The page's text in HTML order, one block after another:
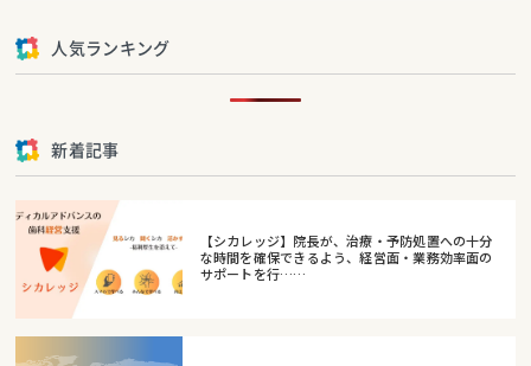
人気ランキング
新着記事
【シカレッジ】院長が、治療・予防処置への十分
な時間を確保できるよう、経営面・業務効率面の
サポートを行……